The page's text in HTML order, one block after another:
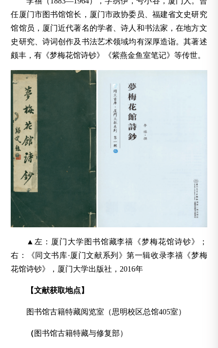
任厦门市图书馆馆长，厦门市政协委员、福建省文史研究
馆馆员，厦门近代著名的学者、诗人和书法家，在地方文
史研究、诗词创作及书法艺术领域均有深厚造诣。其著述
颇丰，有《梦梅花馆诗钞》《紫燕金鱼室笔记》等传世。
▲左：厦门大学图书馆藏李禧《梦梅花馆诗钞》；
右：《同文书库·厦门文献系列》第一辑收录李禧《梦梅
花馆诗钞》，厦门大学出版社，2016年
【文献获取地点】
图书馆古籍特藏阅览室（思明校区总馆405室）
（图书馆古籍特藏与修复部）